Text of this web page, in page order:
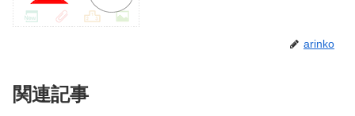
arinko
関連記事